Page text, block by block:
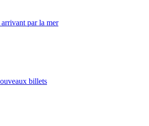
par la mer
billets